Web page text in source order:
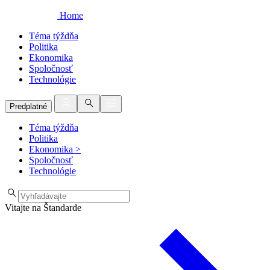
Home
Téma týždňa
Politika
Ekonomika
Spoločnosť
Technológie
Predplatné
Téma týždňa
Politika
Ekonomika >
Spoločnosť
Technológie
Vitajte na Štandarde